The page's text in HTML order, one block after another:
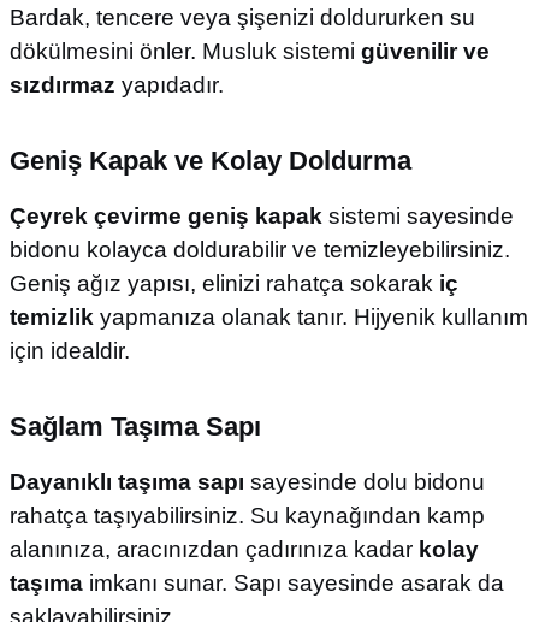
Bardak, tencere veya şişenizi doldururken su
dökülmesini önler. Musluk sistemi güvenilir ve
sızdırmaz yapıdadır.
Geniş Kapak ve Kolay Doldurma
Çeyrek çevirme geniş kapak sistemi sayesinde
bidonu kolayca doldurabilir ve temizleyebilirsiniz.
Geniş ağız yapısı, elinizi rahatça sokarak iç
temizlik yapmanıza olanak tanır. Hijyenik kullanım
için idealdir.
Sağlam Taşıma Sapı
Dayanıklı taşıma sapı sayesinde dolu bidonu
rahatça taşıyabilirsiniz. Su kaynağından kamp
alanınıza, aracınızdan çadırınıza kadar kolay
taşımaimkanı sunar. Sapı sayesinde asarak da
saklayabilirsiniz.